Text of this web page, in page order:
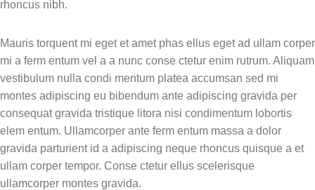
rhoncus nibh.
Mauris torquent mi eget et amet phas ellus eget ad ullam corper
mi a ferm entum vel a a nunc conse ctetur enim rutrum. Aliquam
vestibulum nulla condi mentum platea accumsan sed mi
montes adipiscing eu bibendum ante adipiscing gravida per
consequat gravida tristique litora nisi condimentum lobortis
elem entum. Ullamcorper ante ferm entum massa a dolor
gravida parturient id a adipiscing neque rhoncus quisque a et
ullam corper tempor. Conse ctetur ellus scelerisque
ullamcorper montes gravida.